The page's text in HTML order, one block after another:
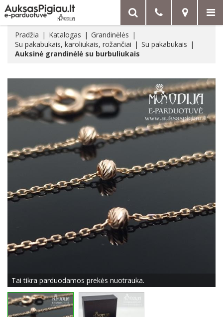
Pradžia Katalogas
Grandinėlės
Su pakabukais, karoliukais, rožančiai
Su pakabukais
Auksinė grandinėlė su burbuliukais
Tai tikra parduodamos prekės nuotrauka.